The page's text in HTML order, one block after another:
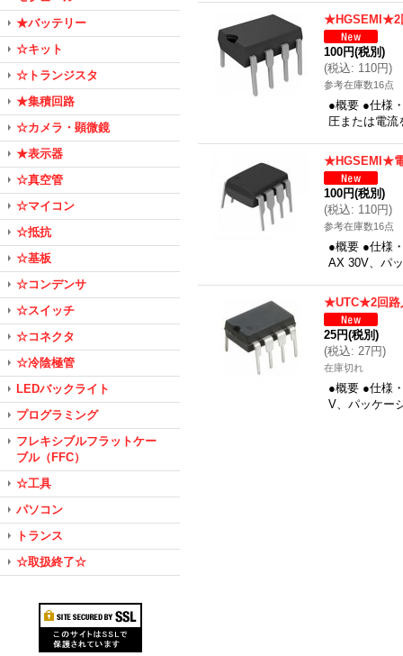
★バッテリー
☆キット
☆トランジスタ
★集積回路
☆カメラ・顕微鏡
★表示器
☆真空管
☆マイコン
☆抵抗
☆基板
☆コンデンサ
☆スイッチ
☆コネクタ
☆冷陰極管
LEDバックライト
プログラミング
フレキシブルフラットケー
ブル（FFC）
☆工具
パソコン
トランス
☆取扱終了☆
★HGSEMI★2
100円(税別)
(税込: 110円)
参考在庫数16点
●概要 ●仕様
圧または電流
★HGSEMI★電
100円(税別)
(税込: 110円)
参考在庫数16点
●概要 ●仕様
AX 30V、パ
★UTC★2回路
25円(税別)
(税込: 27円)
在庫切れ
●概要 ●仕様
V、パッケー